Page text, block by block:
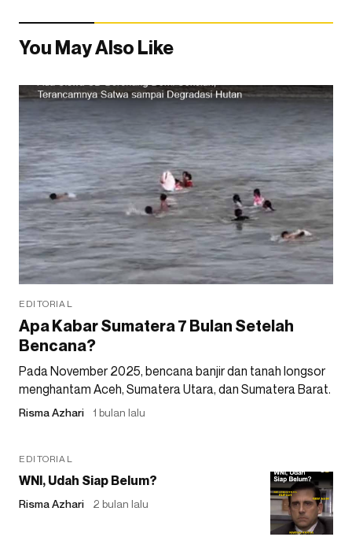
You May Also Like
EDITORIAL
Apa Kabar Sumatera 7 Bulan Setelah
Bencana?
Pada November 2025, bencana banjir dan tanah longsor
menghantam Aceh, Sumatera Utara, dan Sumatera Barat.
Risma Azhari 1 bulan lalu
EDITORIAL
WNI, Udah Siap Belum?
Risma Azhari 2 bulan lalu